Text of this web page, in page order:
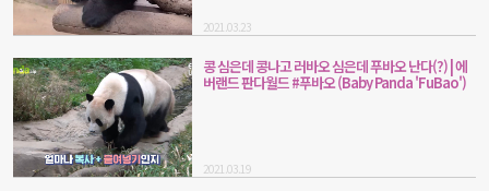
2021.03.23
콩 심은데 콩나고 러바오 심은데 푸바오 난다(?) | 에
버랜드 판다월드 #푸바오 (Baby Panda 'FuBao')
2021.03.19